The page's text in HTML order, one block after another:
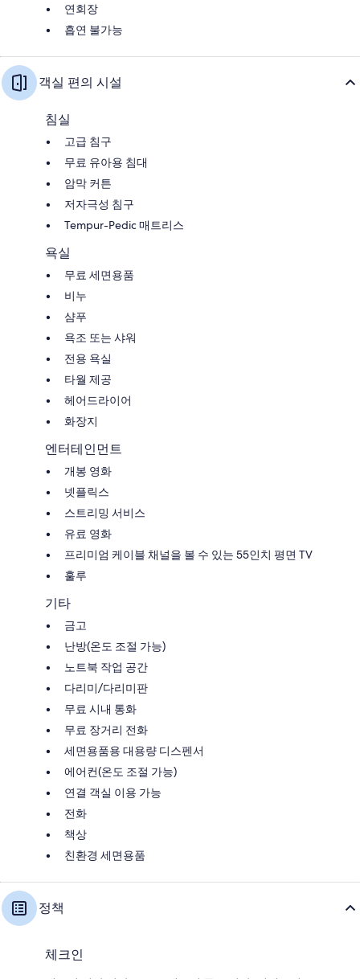
연회장
흡연 불가능
객실 편의 시설
침실
고급 침구
무료 유아용 침대
암막 커튼
저자극성 침구
Tempur-Pedic 매트리스
욕실
무료 세면용품
비누
샴푸
욕조 또는 샤워
전용 욕실
타월 제공
헤어드라이어
화장지
엔터테인먼트
개봉 영화
넷플릭스
스트리밍 서비스
유료 영화
프리미엄 케이블 채널을 볼 수 있는 55인치 평면 TV
훌루
기타
금고
난방(온도 조절 가능)
노트북 작업 공간
다리미/다리미판
무료 시내 통화
무료 장거리 전화
세면용품용 대용량 디스펜서
에어컨(온도 조절 가능)
연결 객실 이용 가능
전화
책상
친환경 세면용품
정책
체크인